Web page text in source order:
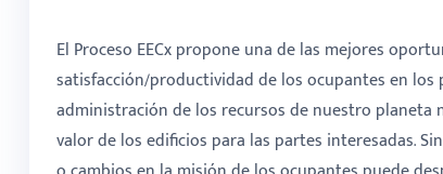
El Proceso EECx propone una de las mejores
satisfacción/productividad de los ocupantes en los
administración de los recursos de nuestro planeta
valor de los edificios para las partes interesadas.